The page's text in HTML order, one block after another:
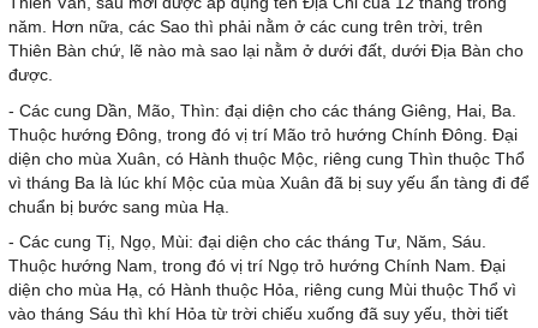
năm. Hơn nữa, các Sao thì phải nằm ở các cung trên trời, trên
Thiên Bàn chứ, lẽ nào mà sao lại nằm ở dưới đất, dưới Địa Bàn cho
được.
- Các cung Dần, Mão, Thìn: đại diện cho các tháng Giêng, Hai, Ba.
Thuộc hướng Đông, trong đó vị trí Mão trỏ hướng Chính Đông. Đại
diện cho mùa Xuân, có Hành thuộc Mộc, riêng cung Thìn thuộc Thổ
vì tháng Ba là lúc khí Mộc của mùa Xuân đã bị suy yếu ẩn tàng đi để
chuẩn bị bước sang mùa Hạ.
- Các cung Tị, Ngọ, Mùi: đại diện cho các tháng Tư, Năm, Sáu.
Thuộc hướng Nam, trong đó vị trí Ngọ trỏ hướng Chính Nam. Đại
diện cho mùa Hạ, có Hành thuộc Hỏa, riêng cung Mùi thuộc Thổ vì
vào tháng Sáu thì khí Hỏa từ trời chiếu xuống đã suy yếu, thời tiết